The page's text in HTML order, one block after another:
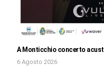
A Monticchio concerto
6 Agosto 2026